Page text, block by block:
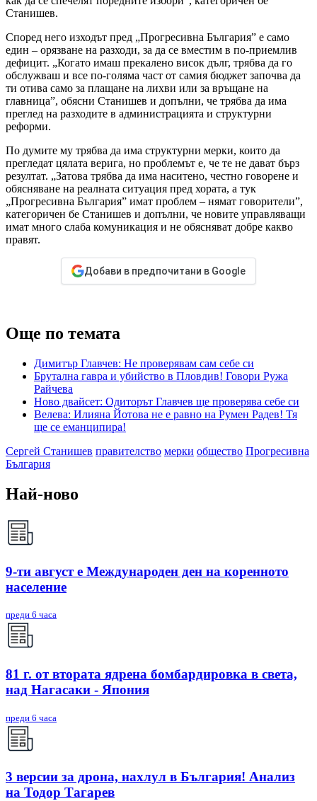
Станишев.
Според него изходът пред „Прогресивна България” е само
един – орязване на разходи, за да се вместим в по-приемлив
дефицит. „Когато имаш прекалено висок дълг, трябва да го
обслужваш и все по-голяма част от самия бюджет започва да
ти отива само за плащане на лихви или за връщане на
главница”, обясни Станишев и допълни, че трябва да има
преглед на разходите в администрацията и структурни
реформи.
По думите му трябва да има структурни мерки, които да
прегледат цялата верига, но проблемът е, че те не дават бърз
резултат. „Затова трябва да има наситено, честно говорене и
обясняване на реалната ситуация пред хората, а тук
„Прогресивна България” имат проблем – нямат говорители”,
категоричен бе Станишев и допълни, че новите управляващи
имат много слаба комуникация и не обясняват добре какво
правят.
Добави в предпочитани в Google
Още по темата
Димитър Главчев: Не проверявам сам себе си
Брутална гавра и убийство в Пловдив! Говори Ружа
Райчева
Ново двайсет: Одиторът Главчев ще проверява себе си
Велева: Илияна Йотова не е равно на Румен Радев! Тя
ще се еманципира!
Сергей Станишев правителство мерки общество Прогресивна
България
Най-ново
9-ти август е Международен ден на коренното
население
преди 6 часа
81 г. от втората ядрена бомбардировка в света,
над Нагасаки - Япония
преди 6 часа
3 версии за дрона, нахлул в България! Анализ
на Тодор Тагарев